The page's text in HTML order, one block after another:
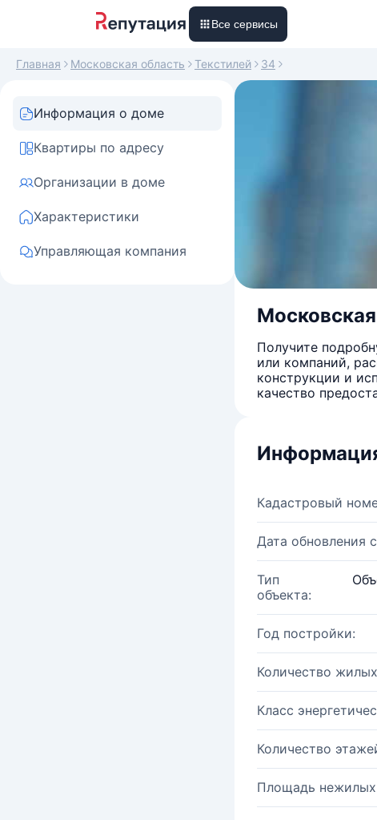
Все сервисы
Главная Московская область Текстилей 34
Информация о доме
Квартиры по адресу
Организации в доме
Характеристики
Управляющая компания
Получите
или компаний,
конструкции и
качество
Кадастровый
Дата обновления
Тип
объекта:
Год постройки:
Количество
Класс
Количество
Площадь